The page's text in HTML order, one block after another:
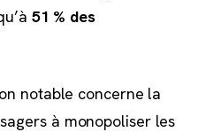
51 % des
notable concerne la
à monopoliser les